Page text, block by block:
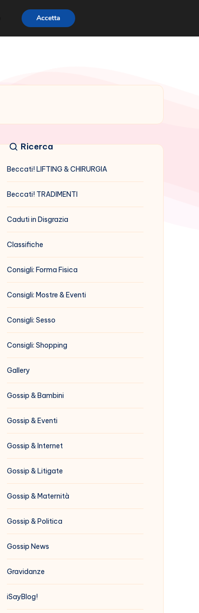
Ricerca
Beccati! LIFTING & CHIRURGIA
Beccati! TRADIMENTI
Caduti in Disgrazia
Classifiche
Consigli: Forma Fisica
Consigli: Mostre & Eventi
Consigli: Sesso
Consigli: Shopping
Gallery
Gossip & Bambini
Gossip & Eventi
Gossip & Internet
Gossip & Litigate
Gossip & Maternità
Gossip & Politica
Gossip News
Gravidanze
iSayBlog!
Accetta